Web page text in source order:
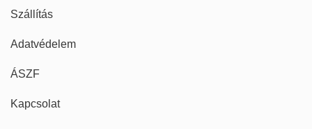
Szállítás
Adatvédelem
ÁSZF
Kapcsolat